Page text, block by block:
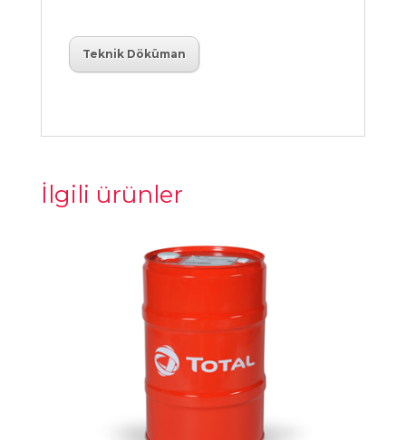
Teknik Döküman
İlgili ürünler